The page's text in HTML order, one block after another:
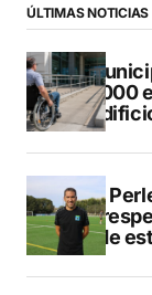
ÚLTIMAS NOTICIAS
13
547.000
de
Pere
que
dónde